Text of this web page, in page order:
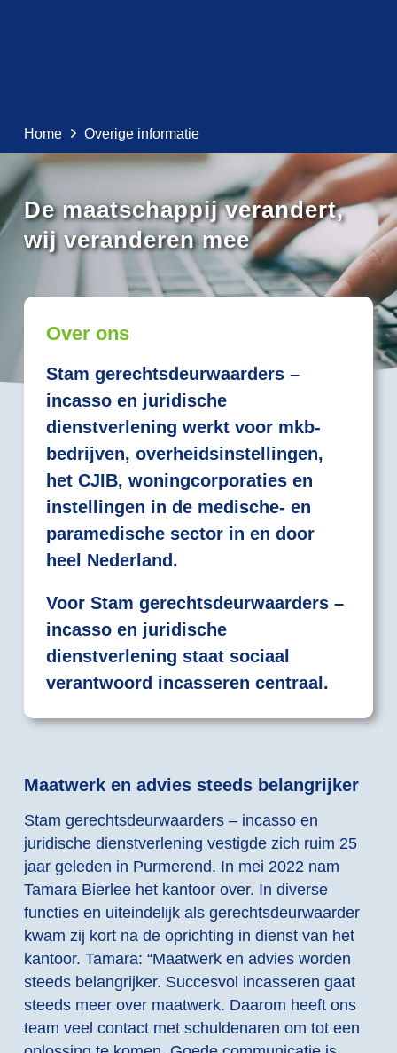
Home Overige informatie
De maatschappij verandert,
wij veranderen mee
Over ons
Stam gerechtsdeurwaarders –
incasso en juridische
dienstverlening werkt voor mkb-
bedrijven, overheidsinstellingen,
het CJIB, woningcorporaties en
instellingen in de medische- en
paramedische sector in en door
heel Nederland.
Voor Stam gerechtsdeurwaarders –
incasso en juridische
dienstverlening staat sociaal
verantwoord incasseren centraal.
Maatwerk en advies steeds belangrijker
Stam gerechtsdeurwaarders – incasso en
juridische dienstverlening vestigde zich ruim 25
jaar geleden in Purmerend. In mei 2022 nam
Tamara Bierlee het kantoor over. In diverse
functies en uiteindelijk als gerechtsdeurwaarder
kwam zij kort na de oprichting in dienst van het
kantoor. Tamara: “Maatwerk en advies worden
steeds belangrijker. Succesvol incasseren gaat
steeds meer over maatwerk. Daarom heeft ons
team veel contact met schuldenaren om tot een